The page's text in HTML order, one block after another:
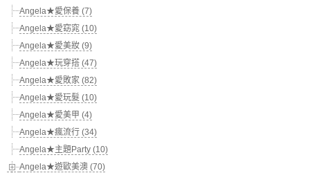
Angela★愛保養 (7)
Angela★愛窈窕 (10)
Angela★愛美妝 (9)
Angela★玩穿搭 (47)
Angela★愛敗家 (82)
Angela★愛玩髮 (10)
Angela★愛美甲 (4)
Angela★瘋流行 (34)
Angela★主題Party (10)
Angela★遊歐美澳 (70)